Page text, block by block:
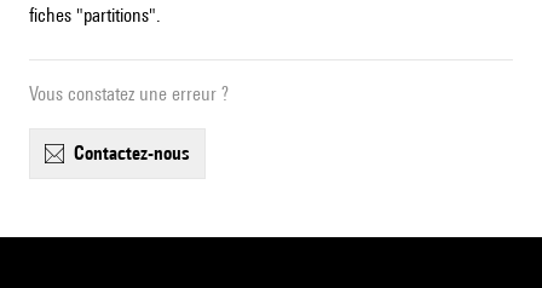
fiches "partitions".
Vous constatez une erreur ?
contactez-nous